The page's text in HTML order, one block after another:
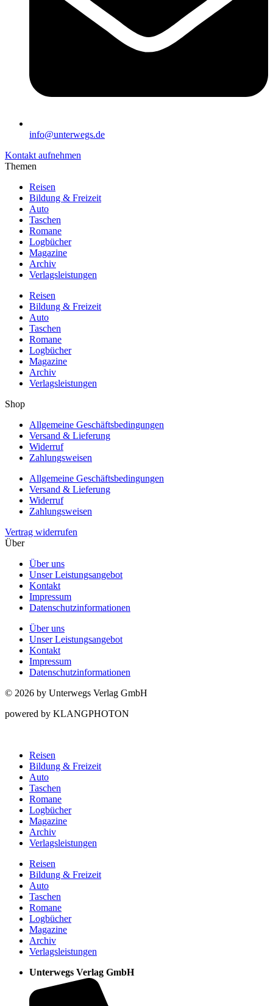
info@unterwegs.de
Kontakt aufnehmen
Themen
Reisen
Bildung & Freizeit
Auto
Taschen
Romane
Logbücher
Magazine
Archiv
Verlagsleistungen
Reisen
Bildung & Freizeit
Auto
Taschen
Romane
Logbücher
Magazine
Archiv
Verlagsleistungen
Shop
Allgemeine Geschäftsbedingungen
Versand & Lieferung
Widerruf
Zahlungsweisen
Allgemeine Geschäftsbedingungen
Versand & Lieferung
Widerruf
Zahlungsweisen
Vertrag widerrufen
Über
Über uns
Unser Leistungsangebot
Kontakt
Impressum
Datenschutzinformationen
Über uns
Unser Leistungsangebot
Kontakt
Impressum
Datenschutzinformationen
© 2026 by Unterwegs Verlag GmbH
powered by KLANGPHOTON
Reisen
Bildung & Freizeit
Auto
Taschen
Romane
Logbücher
Magazine
Archiv
Verlagsleistungen
Reisen
Bildung & Freizeit
Auto
Taschen
Romane
Logbücher
Magazine
Archiv
Verlagsleistungen
Unterwegs Verlag GmbH